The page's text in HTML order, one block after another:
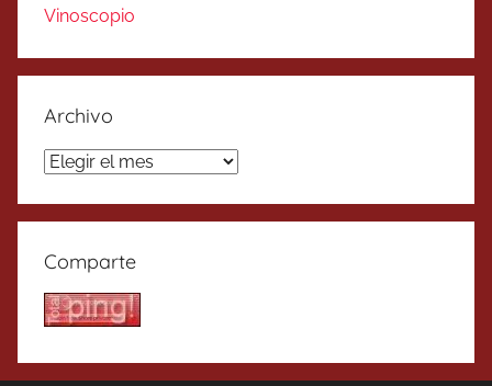
Vinoscopio
Archivo
Archivo
Comparte